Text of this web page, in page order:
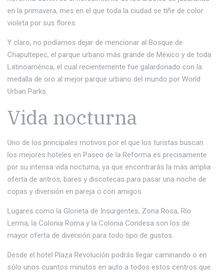
en la primavera, mes en el que toda la ciudad se tiñe de color
violeta por sus flores.
Y claro, no podíamos dejar de mencionar al Bosque de
Chapultepec, el parque urbano más grande de México y de toda
Latinoamérica, el cual recientemente fue galardonado con la
medalla de oro al mejor parque urbano del mundo por World
Urban Parks.
Vida nocturna
Uno de los principales motivos por el que los turistas buscan
los mejores hoteles en Paseo de la Reforma es precisamente
por su intensa vida nocturna, ya que encontrarás la más amplia
oferta de antros, bares y discotecas para pasar una noche de
copas y diversión en pareja o con amigos.
Lugares como la Glorieta de Insurgentes, Zona Rosa, Río
Lerma, la Colonia Roma y la Colonia Condesa son los de
mayor oferta de diversión para todo tipo de gustos.
Desde el hotel Plaza Revolución podrás llegar caminando o en
sólo unos cuantos minutos en auto a todos estos centros que